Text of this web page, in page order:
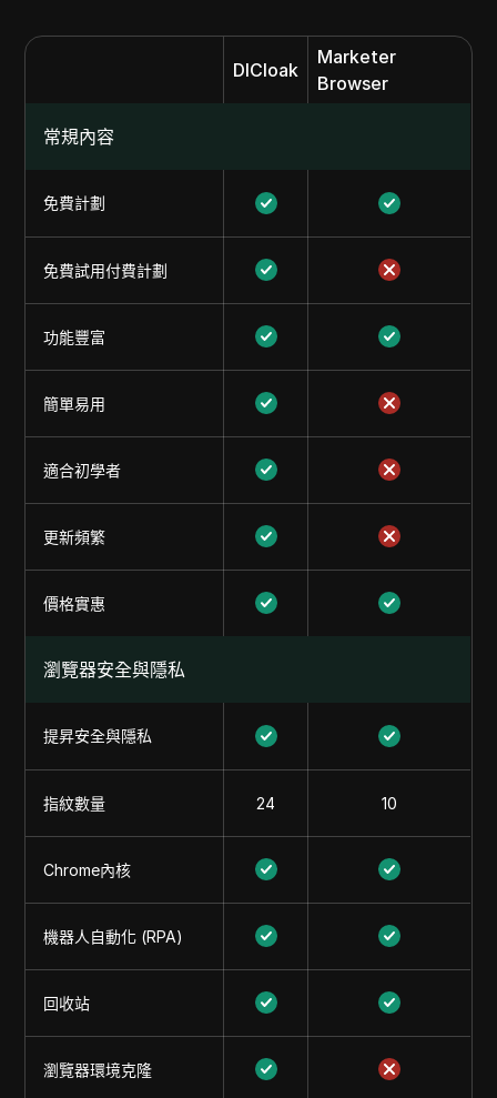
DICloak
Marketer
Browser
常規內容
免費計劃
免費試用付費計劃
功能豐富
簡單易用
適合初學者
更新頻繁
價格實惠
瀏覽器安全與隱私
提昇安全與隱私
指紋數量 24 10
Chrome內核
機器人自動化 (RPA)
回收站
瀏覽器環境克隆